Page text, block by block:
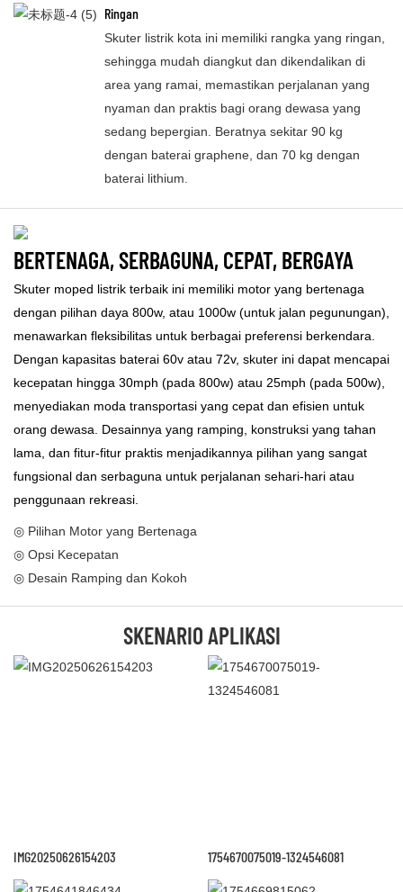
Ringan
Skuter listrik kota ini memiliki rangka yang ringan,
sehingga mudah diangkut dan dikendalikan di
area yang ramai, memastikan perjalanan yang
nyaman dan praktis bagi orang dewasa yang
sedang bepergian. Beratnya sekitar 90 kg
dengan baterai graphene, dan 70 kg dengan
baterai lithium.
BERTENAGA, SERBAGUNA, CEPAT, BERGAYA
Skuter moped listrik terbaik ini memiliki motor yang bertenaga
dengan pilihan daya 800w, atau 1000w (untuk jalan pegunungan),
menawarkan fleksibilitas untuk berbagai preferensi berkendara.
Dengan kapasitas baterai 60v atau 72v, skuter ini dapat mencapai
kecepatan hingga 30mph (pada 800w) atau 25mph (pada 500w),
menyediakan moda transportasi yang cepat dan efisien untuk
orang dewasa. Desainnya yang ramping, konstruksi yang tahan
lama, dan fitur-fitur praktis menjadikannya pilihan yang sangat
fungsional dan serbaguna untuk perjalanan sehari-hari atau
penggunaan rekreasi.
◎ Pilihan Motor yang Bertenaga
◎ Opsi Kecepatan
◎ Desain Ramping dan Kokoh
SKENARIO APLIKASI
IMG20250626154203 1754670075019-1324546081